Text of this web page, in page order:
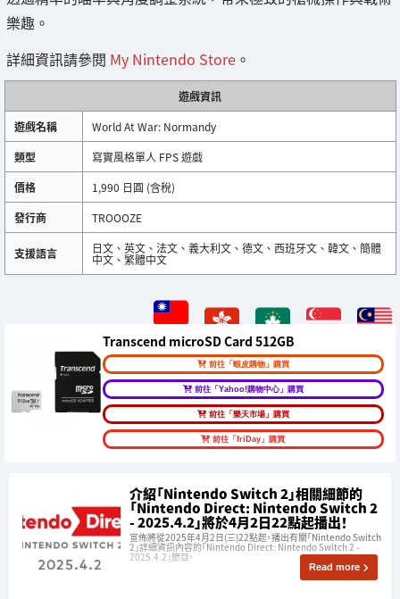
樂趣。
詳細資訊請參閱 My Nintendo Store 。
遊戲資訊
遊戲名稱
World At War: Normandy
類型
寫實風格單人 FPS 遊戲
價格
1,990 日圓 (含稅)
發行商
TROOOZE
支援語言 日文、英文、法文、義大利文、德文、西班牙文、韓文、簡體
中文、繁體中文
Transcend microSD Card 512GB
前往「蝦皮購物」購買
前往「Yahoo!購物中心」購買
前往「樂天市場」購買
前往「friDay」購買
介紹「Nintendo Switch 2」相關細節的
「Nintendo Direct: Nintendo Switch 2
- 2025.4.2」將於4月2日22點起播出！
宣佈將從2025年4月2日(三)22點起，播出有關「Nintendo Switch
2」詳細資訊內容的「Nintendo Direct: Nintendo Switch 2 -
2025.4.2」節目。
Read more